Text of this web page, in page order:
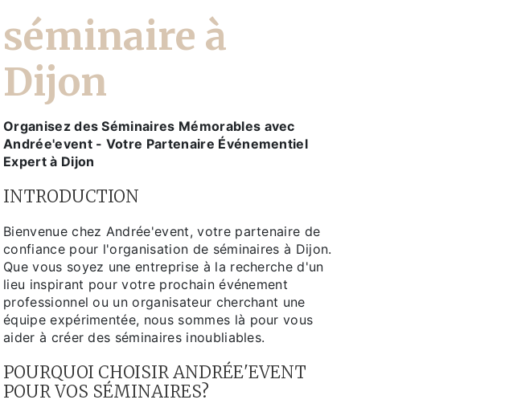
séminaire à
Dijon
Organisez des Séminaires Mémorables avec
Andrée'event - Votre Partenaire Événementiel
Expert à Dijon
INTRODUCTION
Bienvenue chez Andrée'event, votre partenaire de
confiance pour l'organisation de séminaires à Dijon.
Que vous soyez une entreprise à la recherche d'un
lieu inspirant pour votre prochain événement
professionnel ou un organisateur cherchant une
équipe expérimentée, nous sommes là pour vous
aider à créer des séminaires inoubliables.
POURQUOI CHOISIR ANDRÉE'EVENT
POUR VOS SÉMINAIRES?